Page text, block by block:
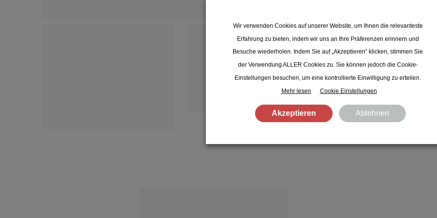
kommt man direkt in unser
Wir verwenden Cookies auf unserer Website, um Ihnen die relevanteste
Erfahrung zu bieten, indem wir uns an Ihre Präferenzen erinnern und
Besuche wiederholen. Indem Sie auf „Akzeptieren“ klicken, stimmen Sie
der Verwendung ALLER Cookies zu. Sie können jedoch die Cookie-
Einstellungen besuchen, um eine kontrollierte Einwilligung zu erteilen.
Mehr lesen
Cookie Einstellungen
Akzeptieren Ablehnen